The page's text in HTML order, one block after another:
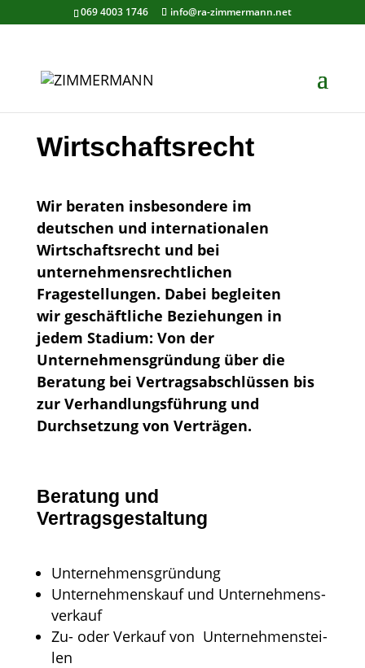
069 4003 1746 info@ra-zimmermann.net
Wirtschaftsrecht
Wir beraten insbesondere im
deutschen und internationalen
Wirtschaftsrecht und bei
unternehmensrechtlichen
Fragestellungen. Dabei begleiten
wir geschäftliche Beziehungen in
jedem Stadium: Von der
Unternehmensgründung über die
Beratung bei Vertragsabschlüssen bis
zur Verhandlungsführung und
Durchsetzung von Verträgen.
Beratung und
Vertragsgestaltung
Un­ter­neh­mens­grün­dung
Un­ter­neh­mens­kauf und Un­ter­neh­mens­
ver­kauf
Zu- oder Ver­kauf von Un­ter­neh­mens­tei­
len